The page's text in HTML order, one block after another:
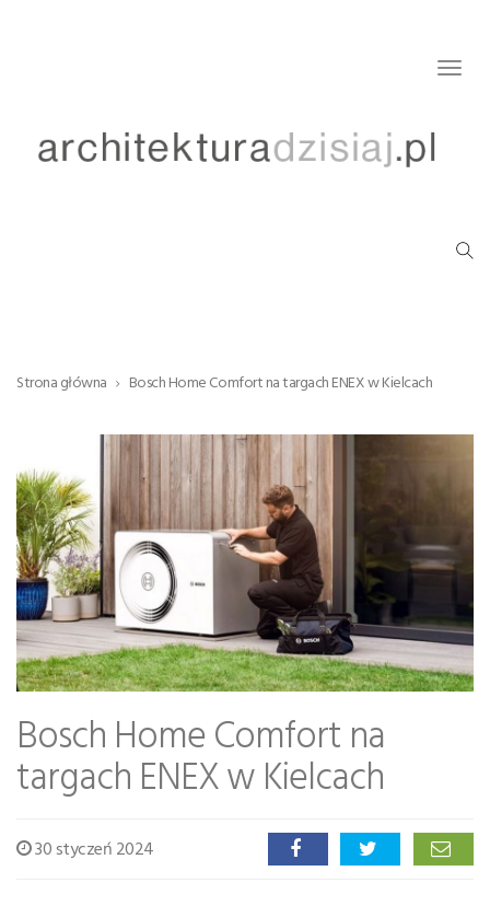
Strona główna Bosch Home Comfort na targach ENEX w Kielcach
Bosch Home Comfort na
targach ENEX w Kielcach
30 styczeń 2024